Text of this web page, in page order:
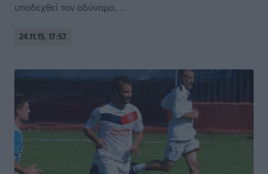
υποδεχθεί τον αδύναμο, ...
24.11.15, 17:57